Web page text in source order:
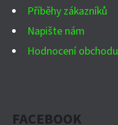
Příběhy zákazníků
Napište nám
Hodnocení obchodu
FACEBOOK